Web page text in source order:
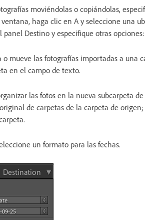
moviéndolas o copiándolas,
haga clic en A y seleccione una
Destino y especifique otras opciones:
o mueve las fotografías importadas a una
en el campo de texto.
las fotos en la nueva subcarpeta
de carpetas de la carpeta de
un formato para las fechas.